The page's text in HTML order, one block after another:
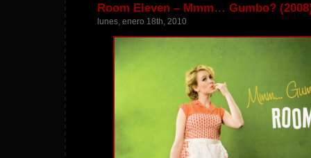
Room Eleven – Mmm… Gumbo?
lunes, enero 18th, 2010